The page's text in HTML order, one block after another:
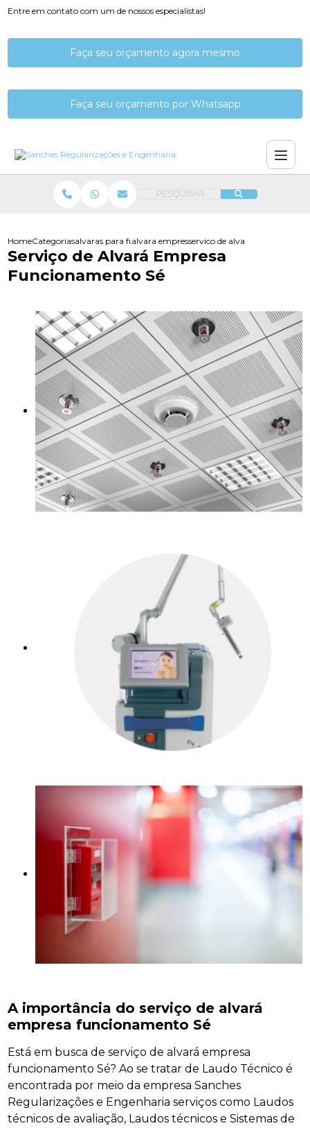
Entre em contato com um de nossos especialistas!
Faça seu orçamento agora mesmo
Faça seu orçamento por Whatsapp
PESQUISAR
HomeCategoriasalvaras para funcionamentoalvara empresarial funcionamento
servico de alvara empresa
Serviço de Alvará Empresa
Funcionamento Sé
A importância do serviço de alvará
empresa funcionamento Sé
Está em busca de serviço de alvará empresa
funcionamento Sé? Ao se tratar de Laudo Técnico é
encontrada por meio da empresa Sanches
Regularizações e Engenharia serviços como Laudos
técnicos de avaliação, Laudos técnicos e Sistemas de